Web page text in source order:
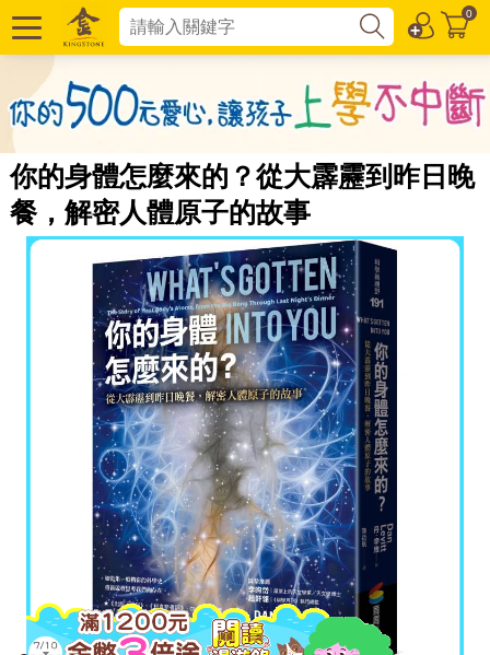
0
你的身體怎麼來的？從大霹靂到昨日晚
餐，解密人體原子的故事